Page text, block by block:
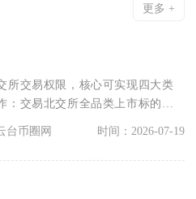
更多 +
所交易权限，核心可实现四大类
：交易北交所全品类上市标的、
台币圈网 时间：2026-07-19